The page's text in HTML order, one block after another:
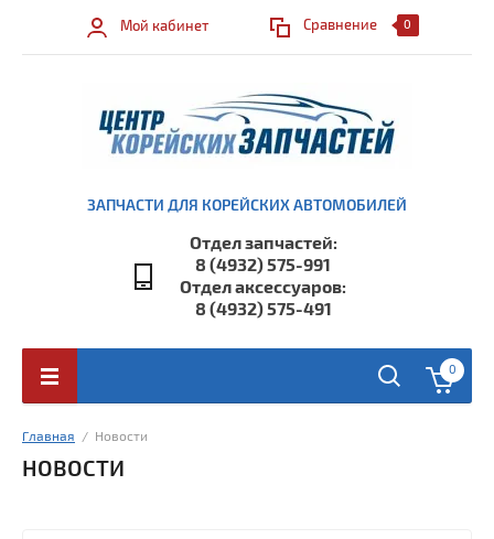
Мой кабинет Сравнение 0
ЗАПЧАСТИ ДЛЯ КОРЕЙСКИХ АВТОМОБИЛЕЙ
Отдел запчастей:
8 (4932) 575-991
Отдел аксессуаров:
8 (4932) 575-491
0
Главная
  /  Новости
НОВОСТИ